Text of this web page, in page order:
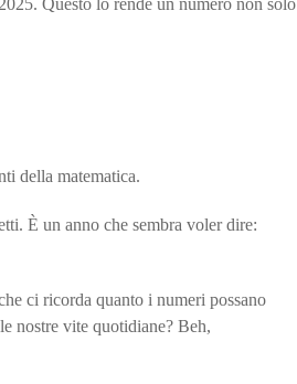
Questo lo rende un numero non solo
della matematica.
È un anno che sembra voler dire:
ci ricorda quanto i numeri possano
nostre vite quotidiane? Beh,